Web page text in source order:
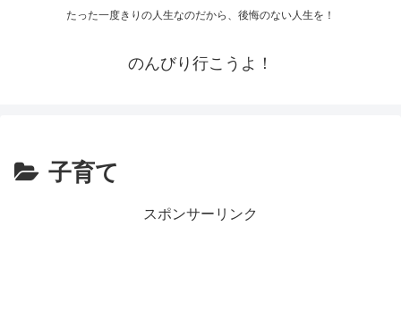
たった一度きりの人生なのだから、後悔のない人生を！
のんびり行こうよ！
子育て
スポンサーリンク